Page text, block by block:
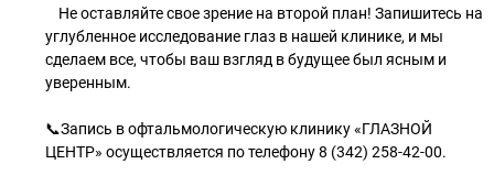
Не оставляйте свое зрение на второй план! Запишитесь на
углубленное исследование глаз в нашей клинике, и мы
сделаем все, чтобы ваш взгляд в будущее был ясным и
уверенным.
📞Запись в офтальмологическую клинику «ГЛАЗНОЙ
ЦЕНТР» осуществляется по телефону 8 (342) 258-42-00.